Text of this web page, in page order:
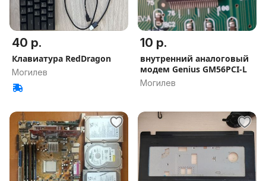
40 р.
Клавиатура RedDragon
Могилев
10 р.
внутренний аналоговый
модем Genius GM56PCI-L
Могилев